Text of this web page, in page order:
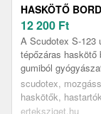
HASKÖTŐ
GUMIBÓL,
123, 20 CM, 2
12 200 Ft
A Scudotex S-123
tépőzáras haskötő
gumiból
segédeszköz,
megoldást kínál a
regeneráció vag...
scudotex,
haskötők, hastartók
erteksziget.hu